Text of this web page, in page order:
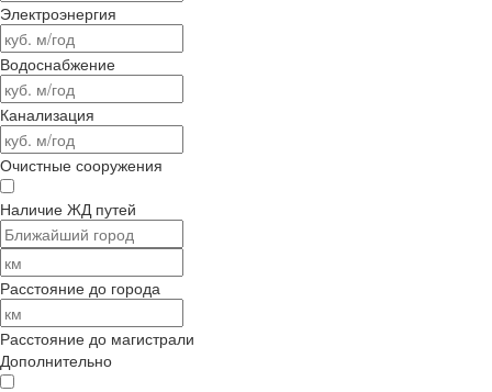
Электроэнергия
Водоснабжение
Канализация
Очистные сооружения
Наличие ЖД путей
Расстояние до города
Расстояние до магистрали
Дополнительно